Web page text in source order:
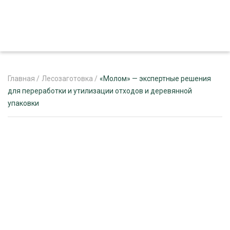
ЖУРНАЛ «ЛЕСНОЙ КОМПЛЕКС»
Главная / Лесозаготовка / «Молом» — экспертные решения
для переработки и утилизации отходов и деревянной
упаковки